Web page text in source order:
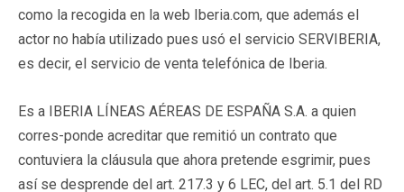
como la recogida en la web Iberia.com, que además el
actor no había utilizado pues usó el servicio SERVIBERIA,
es decir, el servicio de venta telefónica de Iberia.
Es a IBERIA LÍNEAS AÉREAS DE ESPAÑA S.A. a quien
corres-ponde acreditar que remitió un contrato que
contuviera la cláusula que ahora pretende esgrimir, pues
así se desprende del art. 217.3 y 6 LEC, del art. 5.1 del RD